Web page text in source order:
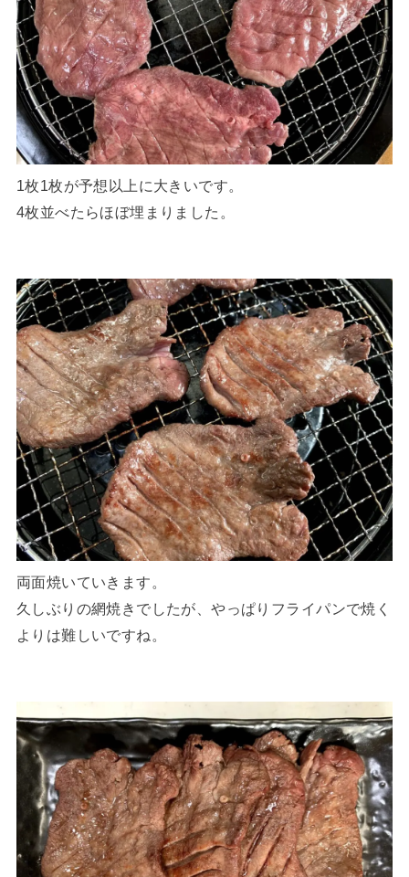
1枚1枚が予想以上に大きいです。
4枚並べたらほぼ埋まりました。
両面焼いていきます。
久しぶりの網焼きでしたが、やっぱりフライパンで焼く
よりは難しいですね。